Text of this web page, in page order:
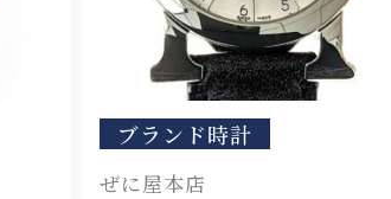
ブランド時計
ぜに屋浜町店